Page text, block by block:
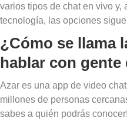
varios tipos de chat en vivo y,
tecnología, las opciones
¿Cómo se llama
hablar con
Azar es una app de video
millones de personas
sabes a quién podrás conocer!